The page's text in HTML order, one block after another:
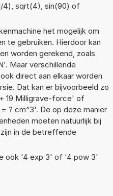
4), sqrt(4), sin(90) of
het mogelijk om
te gebruiken. Hierdoor kan
worden gerekend, zoals
Maar verschillende
direct aan elkaar worden
Dat kan er bijvoorbeeld zo
19 Milligrave-force' of
? cm^3'. De op deze manier
moeten natuurlijk bij
in de betreffende
ook '4 exp 3' of '4 pow 3'